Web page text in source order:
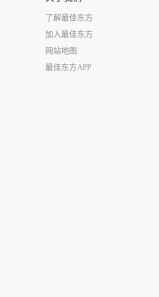
了解最佳东方
加入最佳东方
网站地图
最佳东方APP